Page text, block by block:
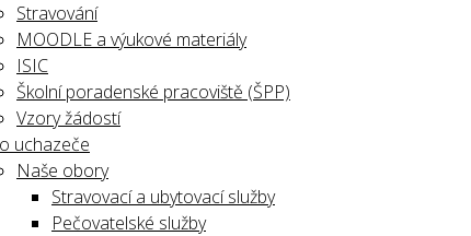
Stravování
MOODLE a výukové materiály
ISIC
Školní poradenské pracoviště (ŠPP)
Vzory žádostí
uchazeče
Naše obory
Stravovací a ubytovací služby
Pečovatelské služby